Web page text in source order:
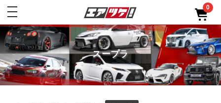
toggle
0
スープラ